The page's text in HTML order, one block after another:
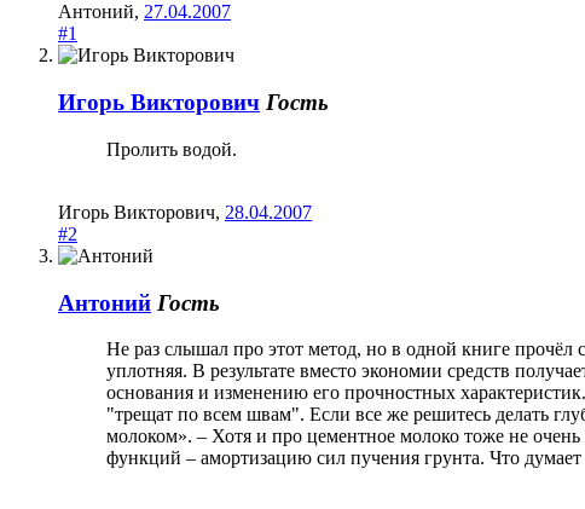
Антоний, 27.04.2007
#1
Игорь Викторович Гость
Пролить водой.
Игорь Викторович, 28.04.2007
#2
Антоний Гость
Не раз слышал про этот метод, но в одной книге
уплотняя. В результате вместо экономии средств
основания и изменению его прочностных
"трещат по всем швам". Если все же решитесь делать
молоком». – Хотя и про цементное молоко тоже не
функций – амортизацию сил пучения грунта. Что